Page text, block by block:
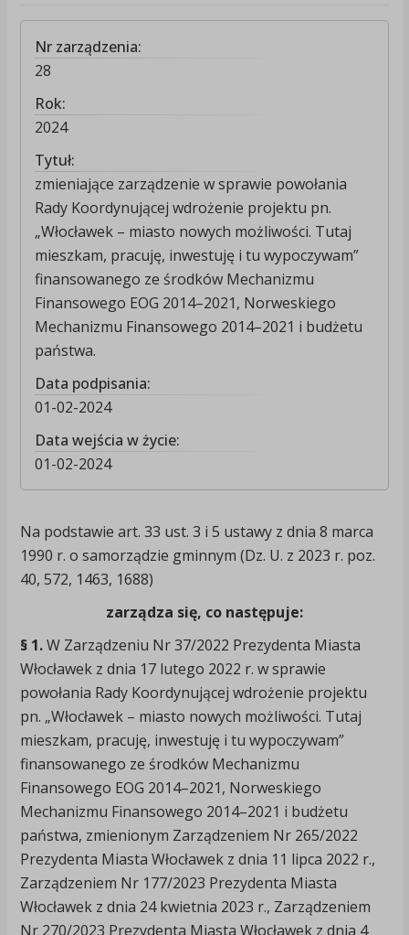
Nr zarządzenia:
28
Rok:
2024
Tytuł:
zmieniające zarządzenie w sprawie powołania
Rady Koordynującej wdrożenie projektu pn.
„Włocławek – miasto nowych możliwości. Tutaj
mieszkam, pracuję, inwestuję i tu wypoczywam”
finansowanego ze środków Mechanizmu
Finansowego EOG 2014–2021, Norweskiego
Mechanizmu Finansowego 2014–2021 i budżetu
państwa.
Data podpisania:
01-02-2024
Data wejścia w życie:
01-02-2024
Na podstawie art. 33 ust. 3 i 5 ustawy z dnia 8 marca
1990 r. o samorządzie gminnym (Dz. U. z 2023 r. poz.
40, 572, 1463, 1688)
zarządza się, co następuje:
§ 1.W Zarządzeniu Nr 37/2022 Prezydenta Miasta
Włocławek z dnia 17 lutego 2022 r. w sprawie
powołania Rady Koordynującej wdrożenie projektu
pn. „Włocławek – miasto nowych możliwości. Tutaj
mieszkam, pracuję, inwestuję i tu wypoczywam”
finansowanego ze środków Mechanizmu
Finansowego EOG 2014–2021, Norweskiego
Mechanizmu Finansowego 2014–2021 i budżetu
państwa, zmienionym Zarządzeniem Nr 265/2022
Prezydenta Miasta Włocławek z dnia 11 lipca 2022 r.,
Zarządzeniem Nr 177/2023 Prezydenta Miasta
Włocławek z dnia 24 kwietnia 2023 r., Zarządzeniem
Nr 270/2023 Prezydenta Miasta Włocławek z dnia 4